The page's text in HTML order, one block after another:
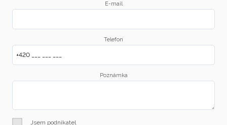
E-mail
Telefon
Poznámka
Jsem podnikatel